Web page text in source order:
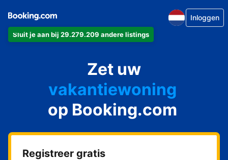
Sluit je aan bij 29.279.209 andere listings
Inloggen
Zet uw
appartement
hotel
vakantiewoning
pension
bed & breakfast
op Booking.com
Registreer gratis